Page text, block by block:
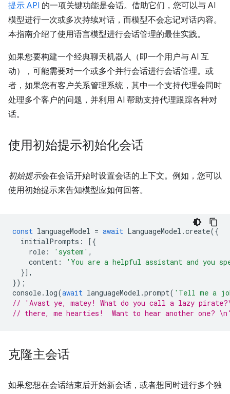
提示 API 的一项关键功能是会话。借助它们，您可以与 AI
模型进行一次或多次持续对话，而模型不会忘记对话内容。
本指南介绍了使用语言模型进行会话管理的最佳实践。
如果您要构建一个经典聊天机器人（即一个用户与 AI 互
动），可能需要对一个或多个并行会话进行会话管理。或
者，如果您有客户关系管理系统，其中一个支持代理会同时
处理多个客户的问题，并利用 AI 帮助支持代理跟踪各种对
话。
使用初始提示初始化会话
初始提示会在会话开始时设置会话的上下文。例如，您可以
使用初始提示来告知模型应如何回答。
const languageModel = await LanguageModel .create({
initialPrompts :
[{
role : 'system' ,
content :
'You are a helpful assistant and you
}],
});
console. log(await languageModel .prompt( 'Tell me a
// 'Avast ye, matey! What do you call a lazy
// there, me hearties!  Want to hear another one?
克隆主会话
如果您想在会话结束后开始新会话，或者想同时进行多个独